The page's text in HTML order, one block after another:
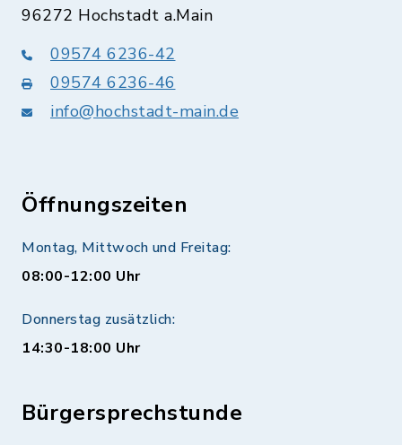
96272 Hochstadt a.Main
09574 6236-42
09574 6236-46
info@hochstadt-main.de
Öffnungszeiten
Montag, Mittwoch und Freitag:
08:00-12:00 Uhr
Donnerstag zusätzlich:
14:30-18:00 Uhr
Bürgersprechstunde